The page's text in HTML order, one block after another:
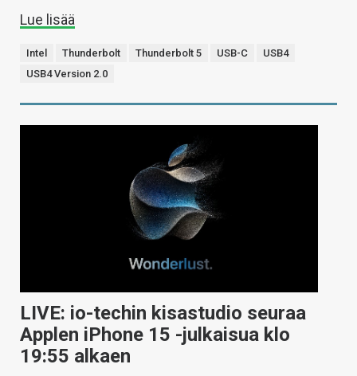
Lue lisää
Intel Thunderbolt Thunderbolt 5 USB-C
USB4
USB4 Version 2.0
LIVE: io-techin kisastudio seuraa
Applen iPhone 15 -julkaisua klo
19:55 alkaen